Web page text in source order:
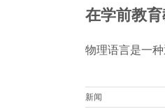
在学前教
物理语言是一
新闻